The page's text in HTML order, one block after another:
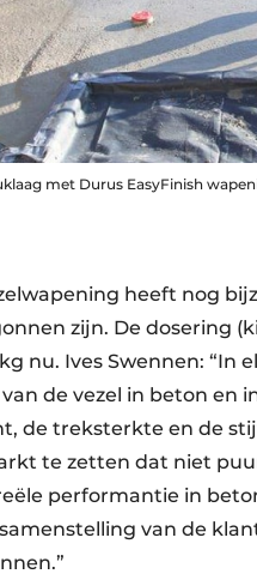
met Durus EasyFinish
heeft nog
zijn. De dosering
nu. Ives Swennen:
de vezel in beton en
de treksterkte en de
te zetten dat niet
performantie in
van de